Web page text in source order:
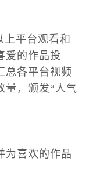
平台观看和
爱的作品投
总各平台视频
量，颁发“人气
为喜欢的作品